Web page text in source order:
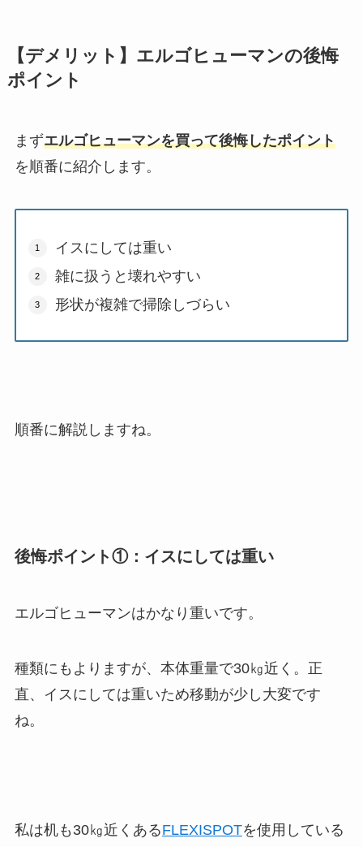
【デメリット】エルゴヒューマンの後悔
ポイント
まずエルゴヒューマンを買って後悔したポイント
を順番に紹介します。
イスにしては重い
雑に扱うと壊れやすい
形状が複雑で掃除しづらい
順番に解説しますね。
後悔ポイント①：イスにしては重い
エルゴヒューマンはかなり重いです。
種類にもよりますが、本体重量で30㎏近く。正
直、イスにしては重いため移動が少し大変です
ね。
私は机も30㎏近くあるFLEXISPOTを使用している